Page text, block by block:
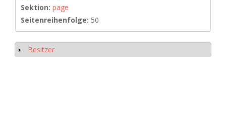
Sektion: page
Seitenreihenfolge: 50
Show
Besitzer